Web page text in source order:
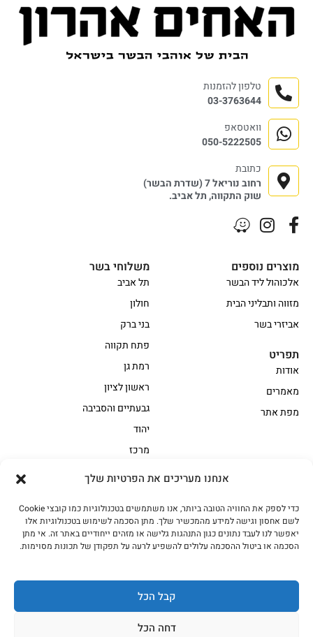
אנחנו מעריכים את הפרטיות שלך
כדי לספק את החוויה הטובה ביותר, אנו משתמשים בטכנולוגיות כמו קובצי Cookie
לשם אחסון וגישה למידע מהמכשיר שלך. מתן הסכמה לשימוש בטכנולוגיות אלו
יאפשר לנו לעבד נתונים כגון התנהגות גלישה או מזהים ייחודיים באתר זה. אי מתן
הסכמה או ביטול ההסכמה עלולים להשפיע לרעה על תפקודן של תכונות מסוימות.
קבל הכל
דחה הכל
אווז
בשר בקר משובח
בשר בקר עגלה משובח
בשר למעשנת
הודו
חלקים אחוריים
מיוחדי מסורת1
נתחי פנים
עוף
משלוחי בשר
תל אביב
חולון
בני ברק
פתח תקווה
רמת גן
ראשון לציון
גבעתיים והסביבה
יהוד
מרכז
מוצרים נוספים
אלכוהול ליד הבשר
מזווה ותבליני הבית
אביזרי בשר
תפריט
אודות
מאמרים
מפת אתר
טלפון להזמנות
03-3763644
וואטסאפ
050-5222505
כתובת
רחוב נוריאל 7 (שדרת הבשר)
שוק התקווה, תל אביב.